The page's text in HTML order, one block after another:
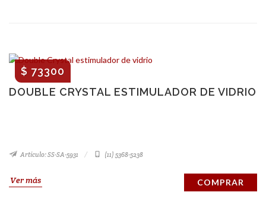
DOUBLE CRYSTAL ESTIMULADOR DE VIDRIO
$ 73300
Artículo: SS-SA-5931 (11) 5368-5238
Ver más COMPRAR